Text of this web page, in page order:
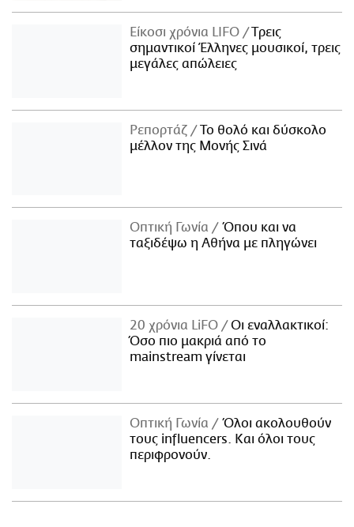
Είκοσι χρόνια LIFO
Tρεις
σημαντικοί Έλληνες μουσικοί, τρεις
μεγάλες απώλειες
Ρεπορτάζ
Το θολό και δύσκολο
μέλλον της Μονής Σινά
Οπτική Γωνία
Όπου και να
ταξιδέψω η Αθήνα με πληγώνει
20 χρόνια LiFO
Οι εναλλακτικοί:
Όσο πιο μακριά από το
mainstream γίνεται
Οπτική Γωνία
Όλοι ακολουθούν
τους influencers. Και όλοι τους
περιφρονούν.